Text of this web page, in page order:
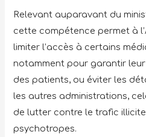
Relevant auparavant du
cette compétence permet à
limiter l’accès à certains
notamment pour garantir
des patients, ou éviter les
les autres administrations,
de lutter contre le trafic
psychotropes.